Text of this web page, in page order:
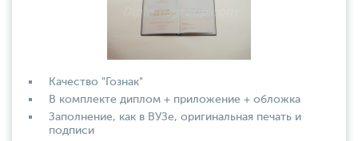
Качество "Гознак"
В комплекте диплом + приложение + обложка
Заполнение, как в ВУЗе, оригинальная печать и
подписи